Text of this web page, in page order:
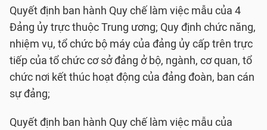
Quyết định ban hành Quy chế làm việc mẫu của 4
Đảng ủy trực thuộc Trung ương; Quy định chức năng,
nhiệm vụ, tổ chức bộ máy của đảng ủy cấp trên trực
tiếp của tổ chức cơ sở đảng ở bộ, ngành, cơ quan, tổ
chức nơi kết thúc hoạt động của đảng đoàn, ban cán
sự đảng;
Quyết định ban hành Quy chế làm việc mẫu của